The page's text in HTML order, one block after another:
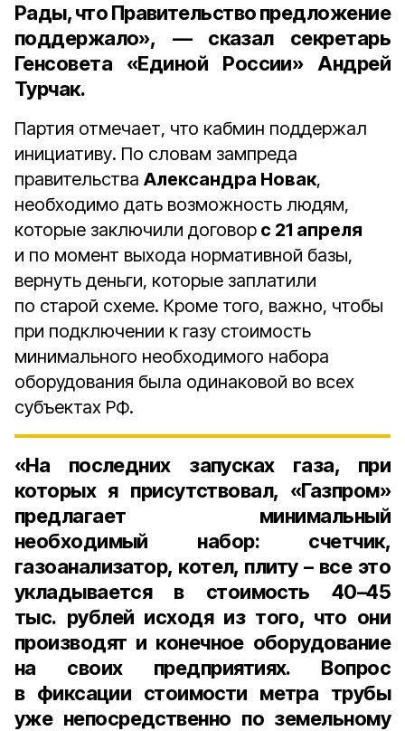
Рады, что Правительство предложение
поддержало», — сказал секретарь
Генсовета «Единой России» Андрей
Турчак.
Партия отмечает, что кабмин поддержал
инициативу. По словам зампреда
правительства Александра Новак,
необходимо дать возможность людям,
которые заключили договор с 21 апреля
и по момент выхода нормативной базы,
вернуть деньги, которые заплатили
по старой схеме. Кроме того, важно, чтобы
при подключении к газу стоимость
минимального необходимого набора
оборудования была одинаковой во всех
субъектах РФ.
«На последних запусках газа, при
которых я присутствовал, «Газпром»
предлагает минимальный
необходимый набор: счетчик,
газоанализатор, котел, плиту – все это
укладывается в стоимость 40–45
тыс. рублей исходя из того, что они
производят и конечное оборудование
на своих предприятиях. Вопрос
в фиксации стоимости метра трубы
уже непосредственно по земельному